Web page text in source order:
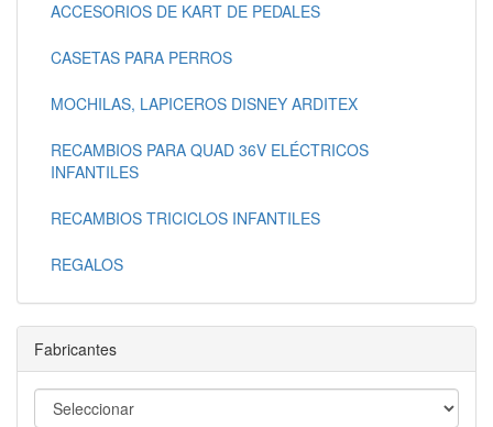
ACCESORIOS DE KART DE PEDALES
CASETAS PARA PERROS
MOCHILAS, LAPICEROS DISNEY ARDITEX
RECAMBIOS PARA QUAD 36V ELÉCTRICOS
INFANTILES
RECAMBIOS TRICICLOS INFANTILES
REGALOS
Fabricantes